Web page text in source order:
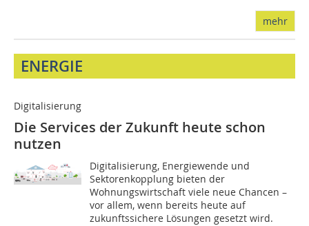
mehr
ENERGIE
Digitalisierung
Die Services der Zukunft heute schon
nutzen
Digitalisierung, Energiewende und
Sektorenkopplung bieten der
Wohnungswirtschaft viele neue Chancen –
vor allem, wenn bereits heute auf
zukunftssichere Lösungen gesetzt wird.